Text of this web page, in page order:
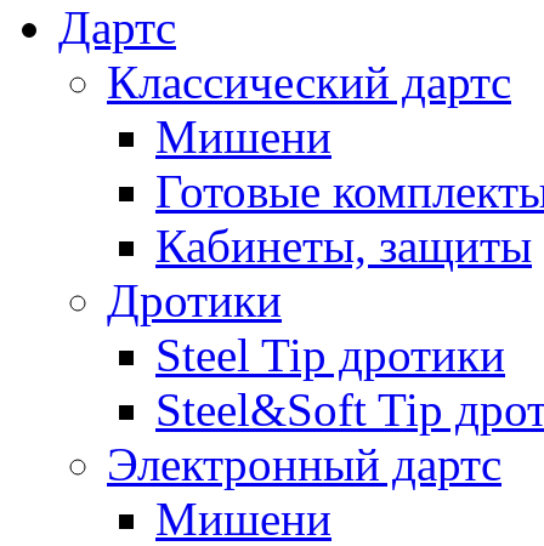
Дартс
Классический дартс
Мишени
Готовые
Кабинеты, защиты
Дротики
Steel Tip дротики
Steel&Soft Tip
Электронный дартс
Мишени